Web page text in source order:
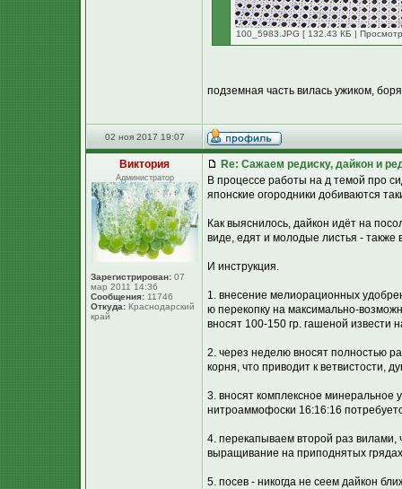
100_5983.JPG [ 132.43 КБ |
подземная часть вилась ужиком,
02 ноя 2017 19:07
Виктория
Администратор
Зарегистрирован: 07
мар 2011 14:36
Сообщения: 11746
Откуда: Краснодарский
край
Re: Сажаем редиску, дайкон и
В процессе работы на д темой про
японские огородники добиваются
Как выяснилось, дайкон идёт на
виде, едят и молодые листья -
И инструкция.
1. внесение мелиорационных
ю перекопку на максимально-
вносят 100-150 гр. гашеной извести
2. через неделю вносят полностью
корня, что приводит к ветвистости,
3. вносят комплексное минеральное
нитроаммофоски 16:16:16
4. перекапываем второй раз вилами,
выращивание на приподнятых
5. посев - никогда не сеем дайкон